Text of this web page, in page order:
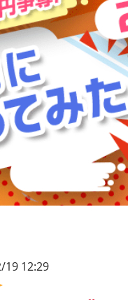
19 12:29